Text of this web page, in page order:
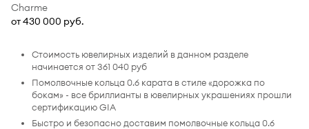
Charme
от 430 000 руб.
Стоимость ювелирных изделий в данном разделе
начинается от 361 040 руб
Помолвочные кольца 0.6 карата в стиле «дорожка по
бокам» - все бриллианты в ювелирных украшениях прошли
сертификацию GIA
Быстро и безопасно доставим помолвочные кольца 0.6